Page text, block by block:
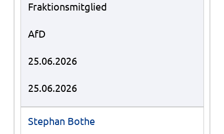
Fraktionsmitglied
AfD
25.06.2026
25.06.2026
Stephan Bothe